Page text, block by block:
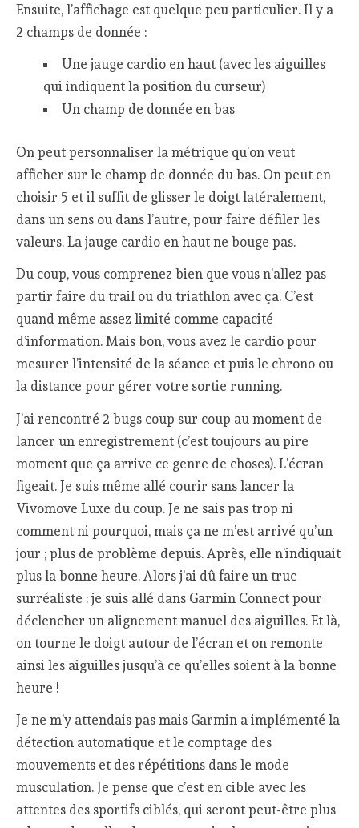
Ensuite, l’affichage est quelque peu particulier. Il y a
2 champs de donnée :
Une jauge cardio en haut (avec les aiguilles
qui indiquent la position du curseur)
Un champ de donnée en bas
On peut personnaliser la métrique qu’on veut
afficher sur le champ de donnée du bas. On peut en
choisir 5 et il suffit de glisser le doigt latéralement,
dans un sens ou dans l’autre, pour faire défiler les
valeurs. La jauge cardio en haut ne bouge pas.
Du coup, vous comprenez bien que vous n’allez pas
partir faire du trail ou du triathlon avec ça. C’est
quand même assez limité comme capacité
d’information. Mais bon, vous avez le cardio pour
mesurer l’intensité de la séance et puis le chrono ou
la distance pour gérer votre sortie running.
J’ai rencontré 2 bugs coup sur coup au moment de
lancer un enregistrement (c’est toujours au pire
moment que ça arrive ce genre de choses). L’écran
figeait. Je suis même allé courir sans lancer la
Vivomove Luxe du coup. Je ne sais pas trop ni
comment ni pourquoi, mais ça ne m’est arrivé qu’un
jour ; plus de problème depuis. Après, elle n’indiquait
plus la bonne heure. Alors j’ai dû faire un truc
surréaliste : je suis allé dans Garmin Connect pour
déclencher un alignement manuel des aiguilles. Et là,
on tourne le doigt autour de l’écran et on remonte
ainsi les aiguilles jusqu’à ce qu’elles soient à la bonne
heure !
Je ne m’y attendais pas mais Garmin a implémenté la
détection automatique et le comptage des
mouvements et des répétitions dans le mode
musculation. Je pense que c’est en cible avec les
attentes des sportifs ciblés, qui seront peut-être plus